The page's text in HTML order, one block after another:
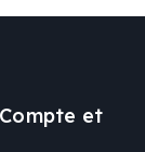
et